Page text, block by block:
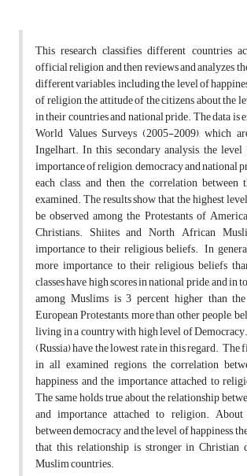
This research classifies different countries
official religion and then reviews and analyzes
different variables, including the level of
of religion, the attitude of the citizens about the
in their countries and national pride. The data is
World Values ​​Surveys (2005-2009), which
Ingelhart. In this secondary analysis, the level
importance of religion, democracy and national
each class, and then, the correlation between
examined. The results show that the highest
be observed among the Protestants of
Christians. Shiites and North African
importance to their religious beliefs. In
more importance to their religious beliefs
classes have high scores in national pride, and in
among Muslims is 3 percent higher than
European Protestants, more than other people,
living in a country with high level of
(Russia) have the lowest rate in this regard. The
in all examined regions, the correlation
happiness and the importance attached to
The same holds true about the relationship
and importance attached to religion.
between democracy and the level of happiness,
that this relationship is stronger in Christian
Muslim countries.